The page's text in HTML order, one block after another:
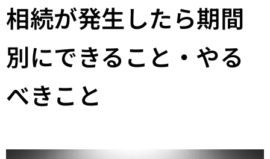
相続が発生したら期間
別にできること・やる
べきこと